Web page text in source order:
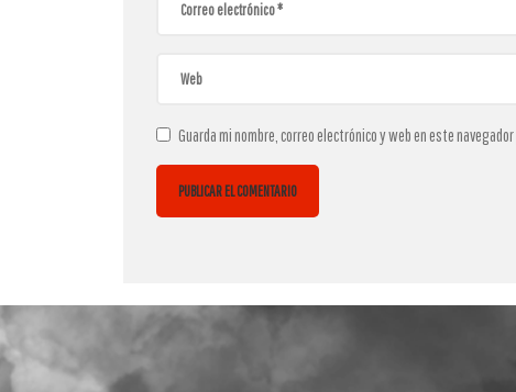
Guarda mi nombre, correo electrónico y web en este